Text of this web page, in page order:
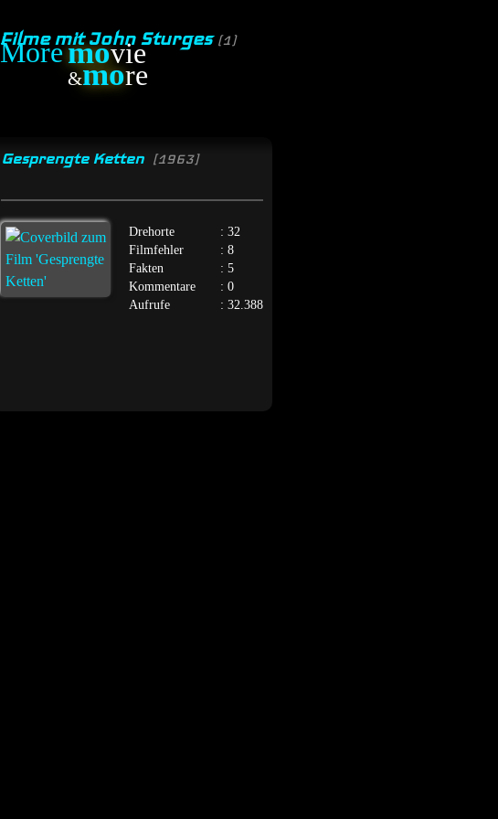
movie
&more
Filme mit John Sturges (1)
Gesprengte Ketten [1963]
Drehorte
: 32
Filmfehler
: 8
Fakten
: 5
Kommentare
: 0
Aufrufe
: 32.388